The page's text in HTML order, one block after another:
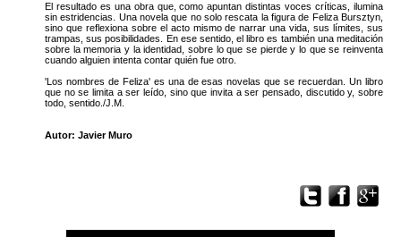
El resultado es una obra que, como apuntan distintas voces críticas, ilumina
sin estridencias. Una novela que no solo rescata la figura de Feliza Bursztyn,
sino que reflexiona sobre el acto mismo de narrar una vida, sus límites, sus
trampas, sus posibilidades. En ese sentido, el libro es también una meditación
sobre la memoria y la identidad, sobre lo que se pierde y lo que se reinventa
cuando alguien intenta contar quién fue otro.
'Los nombres de Feliza' es una de esas novelas que se recuerdan. Un libro
que no se limita a ser leído, sino que invita a ser pensado, discutido y, sobre
todo, sentido./J.M.
Autor: Javier Muro